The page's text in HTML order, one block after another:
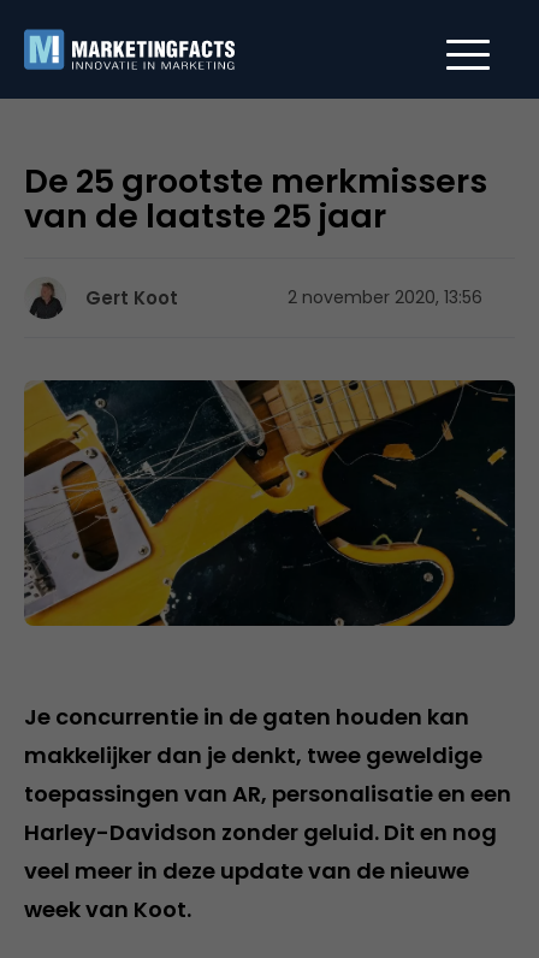
De 25 grootste merkmissers
van de laatste 25 jaar
Gert Koot 2 november 2020, 13:56
Je concurrentie in de gaten houden kan
makkelijker dan je denkt, twee geweldige
toepassingen van AR, personalisatie en een
Harley-Davidson zonder geluid. Dit en nog
veel meer in deze update van de nieuwe
week van Koot.